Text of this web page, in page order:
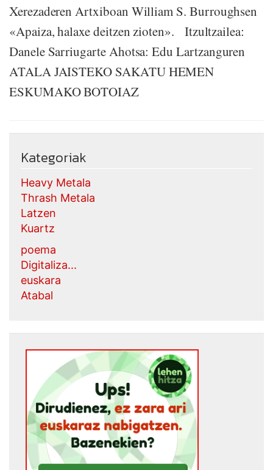
Xerezaderen Artxiboan William S. Burroughsen
«Apaiza, halaxe deitzen zioten». Itzultzailea:
Danele Sarriugarte Ahotsa: Edu Lartzanguren
ATALA JAISTEKO SAKATU HEMEN
ESKUMAKO BOTOIAZ
Kategoriak
Heavy Metala
Thrash Metala
Latzen
Kuartz
poema
Digitaliza...
euskara
Atabal